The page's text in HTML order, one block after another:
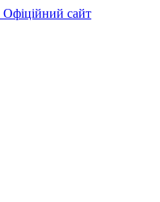
Офіційний сайт